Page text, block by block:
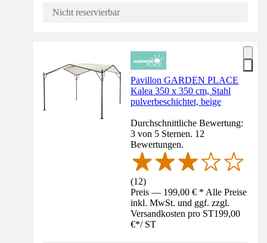
Nicht reservierbar
Pavillon GARDEN PLACE
Kalea 350 x 350 cm, Stahl
pulverbeschichtet, beige
Durchschnittliche Bewertung:
3 von 5 Sternen. 12
Bewertungen.
(12)
Preis — 199,00 € * Alle Preise
inkl. MwSt. und ggf. zzgl.
Versandkosten pro ST199,00
€*/ ST